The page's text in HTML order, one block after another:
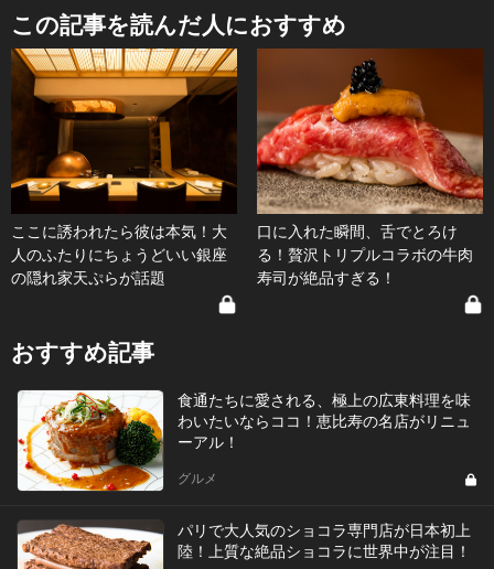
この記事を読んだ人におすすめ
ここに誘われたら彼は本気！大
人のふたりにちょうどいい銀座
の隠れ家天ぷらが話題
口に入れた瞬間、舌でとろけ
る！贅沢トリプルコラボの牛肉
寿司が絶品すぎる！
おすすめ記事
食通たちに愛される、極上の広東料理を味
わいたいならココ！恵比寿の名店がリニュ
ーアル！
グルメ
パリで大人気のショコラ専門店が日本初上
陸！上質な絶品ショコラに世界中が注目！